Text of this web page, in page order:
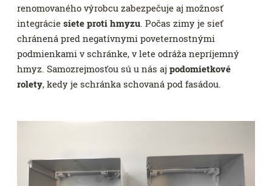
renomovaného výrobcu zabezpečuje aj možnosť
integrácie siete proti hmyzu. Počas zimy je sieť
chránená pred negatívnymi poveternostnými
podmienkami v schránke, v lete odráža nepríjemný
hmyz. Samozrejmosťou sú u nás aj podomietkové
rolety, kedy je schránka schovaná pod fasádou.